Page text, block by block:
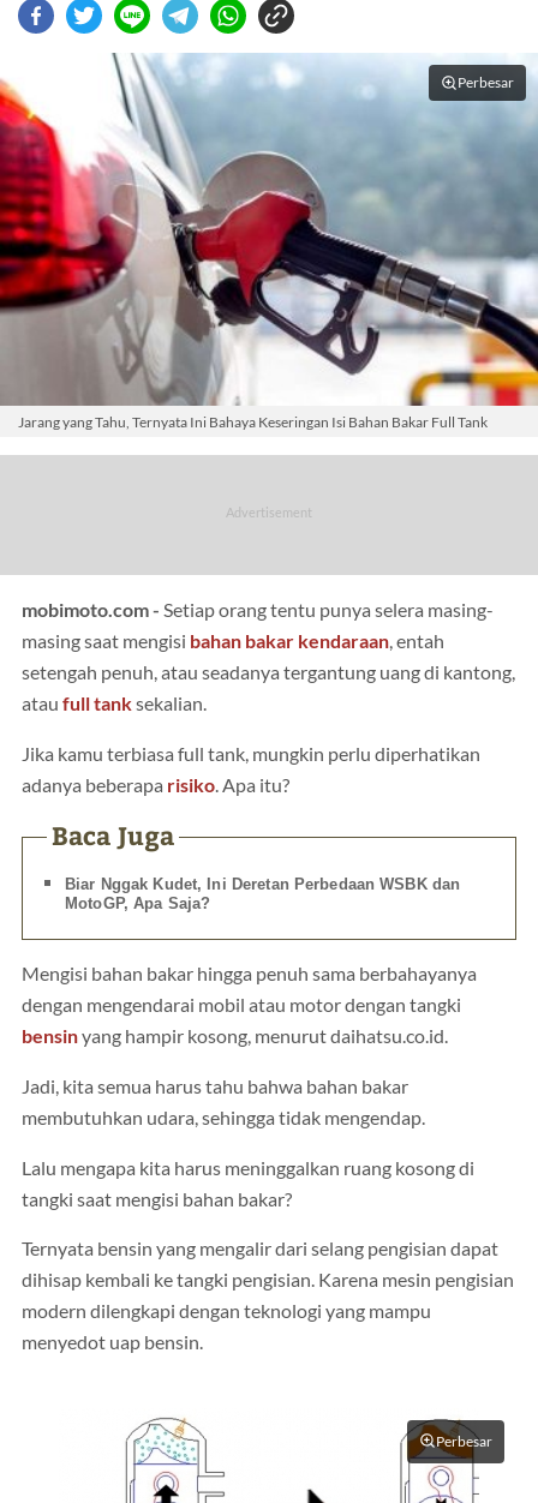
Perbesar
Jarang yang Tahu, Ternyata Ini Bahaya Keseringan Isi Bahan Bakar Full Tank
mobimoto.com - Setiap orang tentu punya selera masing-
masing saat mengisi bahan bakar kendaraan, entah
setengah penuh, atau seadanya tergantung uang di kantong,
atau full tanksekalian.
Jika kamu terbiasa full tank, mungkin perlu diperhatikan
adanya beberapa risiko . Apa itu?
Baca Juga
Biar Nggak Kudet, Ini Deretan Perbedaan WSBK dan
MotoGP, Apa Saja?
Mengisi bahan bakar hingga penuh sama berbahayanya
dengan mengendarai mobil atau motor dengan tangki
bensinyang hampir kosong, menurut daihatsu.co.id.
Jadi, kita semua harus tahu bahwa bahan bakar
membutuhkan udara, sehingga tidak mengendap.
Lalu mengapa kita harus meninggalkan ruang kosong di
tangki saat mengisi bahan bakar?
Ternyata bensin yang mengalir dari selang pengisian dapat
dihisap kembali ke tangki pengisian. Karena mesin pengisian
modern dilengkapi dengan teknologi yang mampu
menyedot uap bensin.
Perbesar